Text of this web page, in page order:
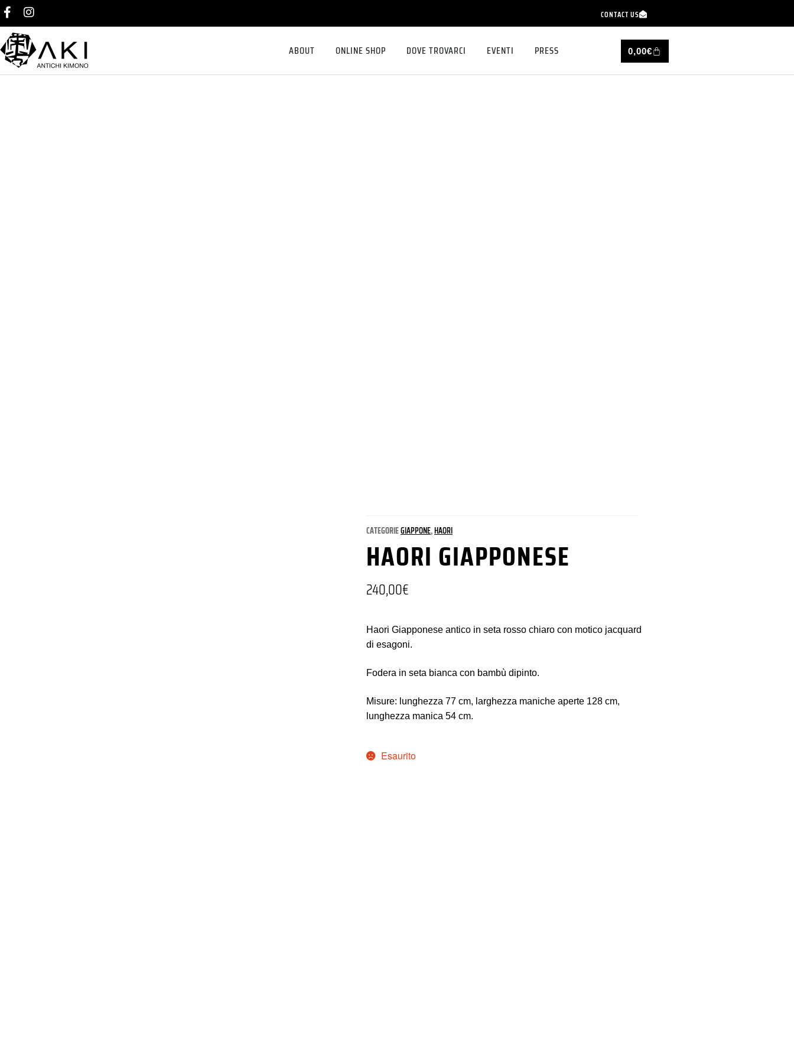
CONTACT US
ABOUT ONLINE SHOP DOVE TROVARCI EVENTI PRESS 0,00€
CATEGORIEGIAPPONE,HAORI
HAORI GIAPPONESE
240,00€
Haori Giapponese antico in seta rosso chiaro con motico jacquard
di esagoni.
Fodera in seta bianca con bambù dipinto.
Misure: lunghezza 77 cm, larghezza maniche aperte 128 cm,
lunghezza manica 54 cm.
Esaurito